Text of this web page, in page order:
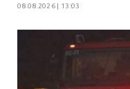
08.08.2026 | 13:03